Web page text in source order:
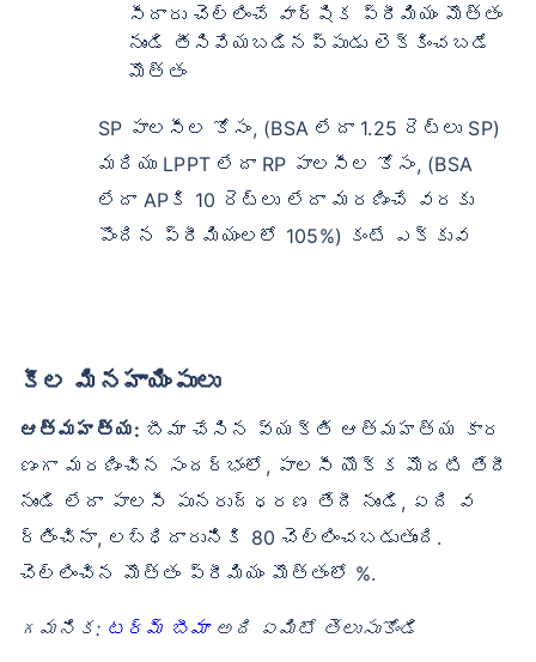
సీదారు చెల్లించే వార్షిక ప్రీమియం మొత్తం
నుండి తీసివేయబడినప్పుడు లెక్కించబడే
మొత్తం
SP పాలసీల కోసం, (BSA లేదా 1.25 రెట్లు SP)
మరియు LPPT లేదా RP పాలసీల కోసం, (BSA
లేదా APకి 10 రెట్లు లేదా మరణించే వరకు
పొందిన ప్రీమియంలలో 105%) కంటే ఎక్కువ
కీల మినహాయింపులు
ఆత్మహత్య: బీమా చేసిన వ్యక్తి ఆత్మహత్య కార
ణంగా మరణించిన సందర్భంలో, పాలసీ యొక్క మొదటి తేదీ
నుండి లేదా పాలసీ పునరుద్ధరణ తేదీ నుండి, ఏది వ
ర్తించినా, లబ్ధిదారునికి 80 చెల్లించబడుతుంది.
చెల్లించిన మొత్తం ప్రీమియం మొత్తంలో %.
గమనిక: టర్మ్ బీమాఅది ఏమిటో తెలుసుకోండి